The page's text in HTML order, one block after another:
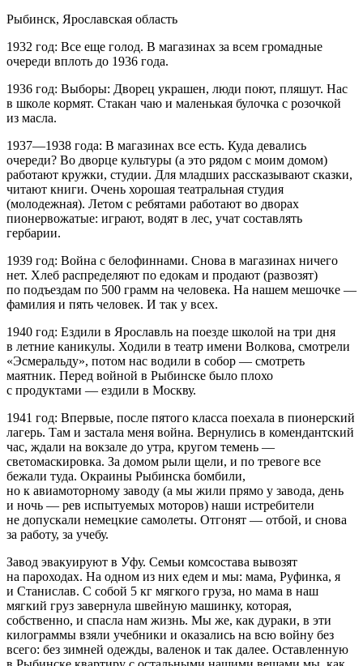
Рыбинск, Ярославская область
1932 год: Все еще голод. В магазинах за всем громадные
очереди вплоть до 1936 года.
1936 год: Выборы: Дворец украшен, люди поют, пляшут. Нас
в школе кормят. Стакан чаю и маленькая булочка с розочкой
из масла.
1937—1938 года: В магазинах все есть. Куда девались
очереди? Во дворце культуры (а это рядом с моим домом)
работают кружки, студии. Для младших рассказывают сказки,
читают книги. Очень хорошая театральная студия
(молодежная). Летом с ребятами работают во дворах
пионервожатые: играют, водят в лес, учат составлять
гербарии.
1939 год: Война с белофиннами. Снова в магазинах ничего
нет. Хлеб распределяют по едокам и продают (развозят)
по подъездам по 500 грамм на человека. На нашем мешочке —
фамилия и пять человек. И так у всех.
1940 год: Ездили в Ярославль на поезде школой на три дня
в летние каникулы. Ходили в театр имени Волкова, смотрели
«Эсмеральду», потом нас водили в собор — смотреть
маятник. Перед войной в Рыбинске было плохо
с продуктами — ездили в Москву.
1941 год: Впервые, после пятого класса поехала в пионерский
лагерь. Там и застала меня война. Вернулись в комендантский
час, ждали на вокзале до утра, кругом темень —
светомаскировка. За домом рыли щели, и по тревоге все
бежали туда. Окраины Рыбинска бомбили,
но к авиамоторному заводу (а мы жили прямо у завода, день
и ночь — рев испытуемых моторов) наши истребители
не допускали немецкие самолеты. Отгонят — отбой, и снова
за работу, за учебу.
Завод эвакуируют в Уфу. Семьи комсостава вывозят
на пароходах. На одном из них едем и мы: мама, Руфинка, я
и Станислав. С собой 5 кг мягкого груза, но мама в наш
мягкий груз завернула швейную машинку, которая,
собственно, и спасла нам жизнь. Мы же, как дураки, в эти
килограммы взяли учебники и оказались на всю войну без
всего: без зимней одежды, валенок и так далее. Оставленную